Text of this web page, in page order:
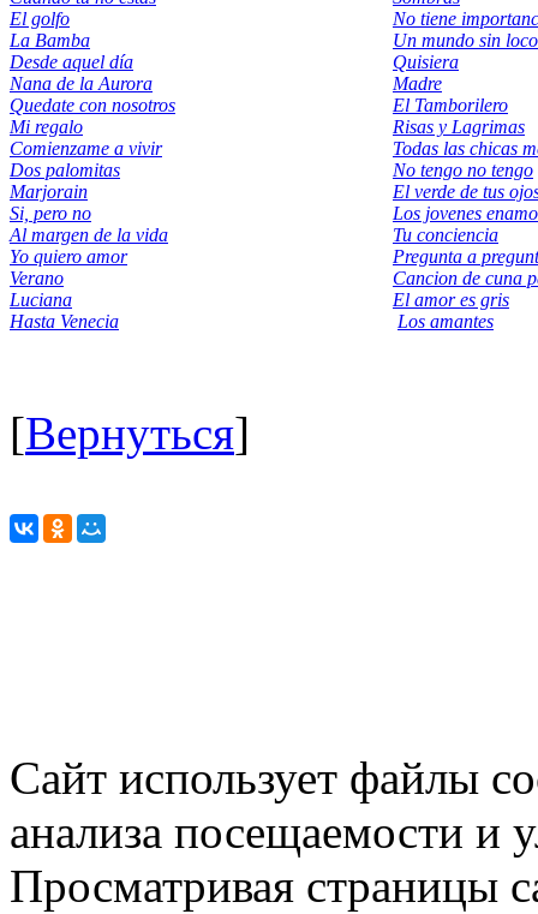
El golfo
La Bamba
Desde aquel día
Nana de la Aurora
Quedate con nosotros
Mi regalo
Comienzame a vivir
Dos palomitas
Marjorain
Si, pero no
Al margen de la vida
Yo quiеro amor
Verano
Luciana
Hasta Venecia
No tiene
Un mundo sin
Quisiera
Madre
El Tamborilero
Risas y Lagrimas
Todas las chicas
No tengo no tengo
El verde de tus
Los jovenes
Tu conciencia
Pregunta a
Cancion de cuna
El amor es gris
Los amantes
[Вернуться]
Сайт использует файлы
анализа посещаемости и
Просматривая страницы